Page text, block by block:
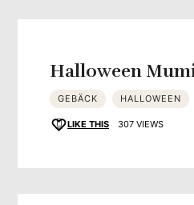
Halloween
GEBÄCK HALLOWEEN
LIKE THIS 307 VIEWS